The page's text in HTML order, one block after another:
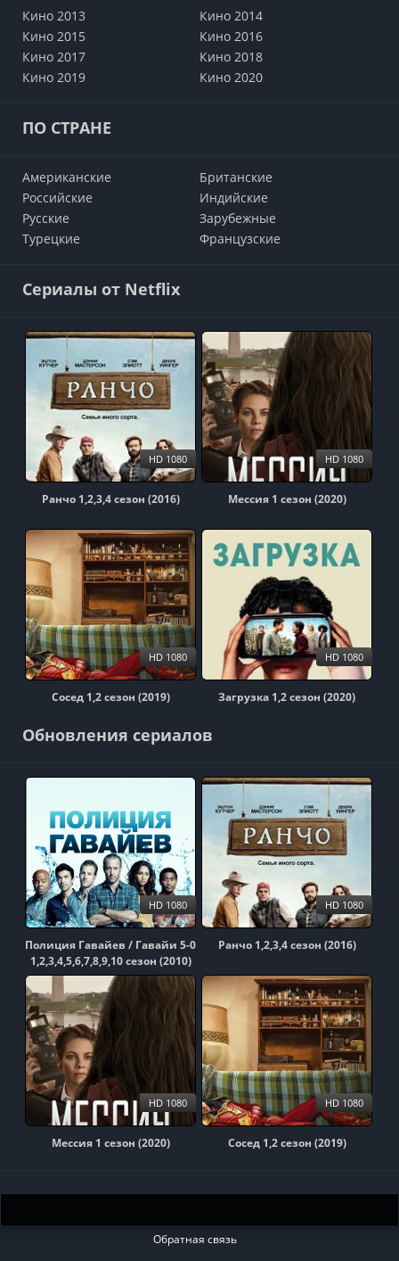
Кино 2013
Кино 2014
Кино 2015
Кино 2016
Кино 2017
Кино 2018
Кино 2019
Кино 2020
ПО СТРАНЕ
Американские
Британские
Российские
Индийские
Русские
Зарубежные
Турецкие
Французские
Сериалы от Netflix
Ранчо 1,2,3,4 сезон (2016)
HD 1080
Мессия 1 сезон (2020)
HD 1080
Сосед 1,2 сезон (2019)
HD 1080
Загрузка 1,2 сезон (2020)
HD 1080
Обновления сериалов
Полиция Гавайев / Гавайи 5-0
1,2,3,4,5,6,7,8,9,10 сезон (2010)
HD 1080
Ранчо 1,2,3,4 сезон (2016)
HD 1080
Мессия 1 сезон (2020)
HD 1080
Сосед 1,2 сезон (2019)
HD 1080
Обратная связь